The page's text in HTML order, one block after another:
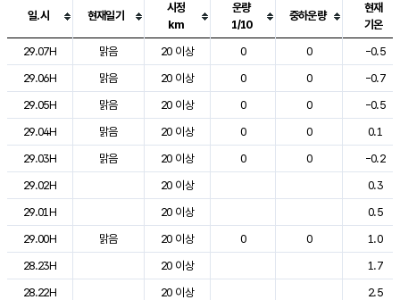
도시별 기상실황표로 지점, 날씨, 기온, 강수, 바람, 기압등을 안내한 표입
일.시 현재일기
시정
km
운량
1/10
중하운량
현재
기온
29.07H
맑음 20 이상 0 0
-0.5
29.06H
맑음 20 이상 0 0
-0.7
29.05H
맑음 20 이상 0 0
-0.5
29.04H
맑음 20 이상 0 0
0.1
29.03H
맑음 20 이상 0 0
-0.2
29.02H
20 이상
0.3
29.01H
20 이상
0.5
29.00H
맑음 20 이상 0 0
1.0
28.23H
20 이상
1.7
28.22H
20 이상
2.5